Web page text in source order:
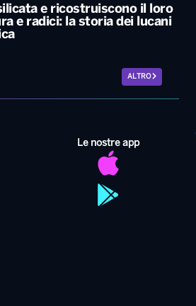
e ricostruiscono il loro
e radici: la storia dei lucani
ALTRO
Le nostre app